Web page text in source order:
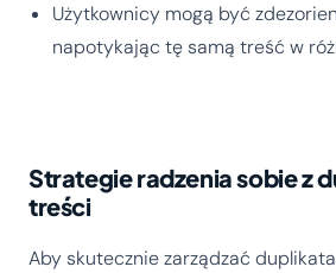
Użytkownicy mogą być
napotykając tę samą treść w
Strategie radzenia sobie z
treści
Aby skutecznie zarządzać